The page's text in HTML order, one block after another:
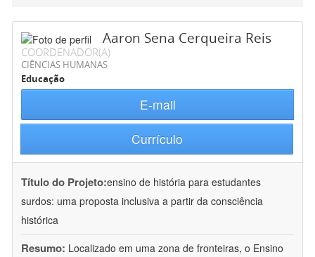
Aaron Sena Cerqueira Reis
COORDENADOR(A)
CIÊNCIAS HUMANAS
Educação
E-mail
Currículo
Título do Projeto:ensino de história para estudantes
surdos: uma proposta inclusiva a partir da consciência
histórica
Resumo: Localizado em uma zona de fronteiras, o Ensino